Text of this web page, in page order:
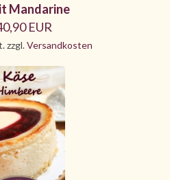
Mandarine
EUR
zzgl.Versandkosten